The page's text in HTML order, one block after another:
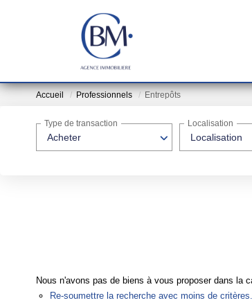
Accueil Professionnels Entrepôts
Acheter
Type de transaction
Localisation
Localisation
Nous n'avons pas de biens à vous proposer dans la
Re-soumettre la recherche avec moins de critères.